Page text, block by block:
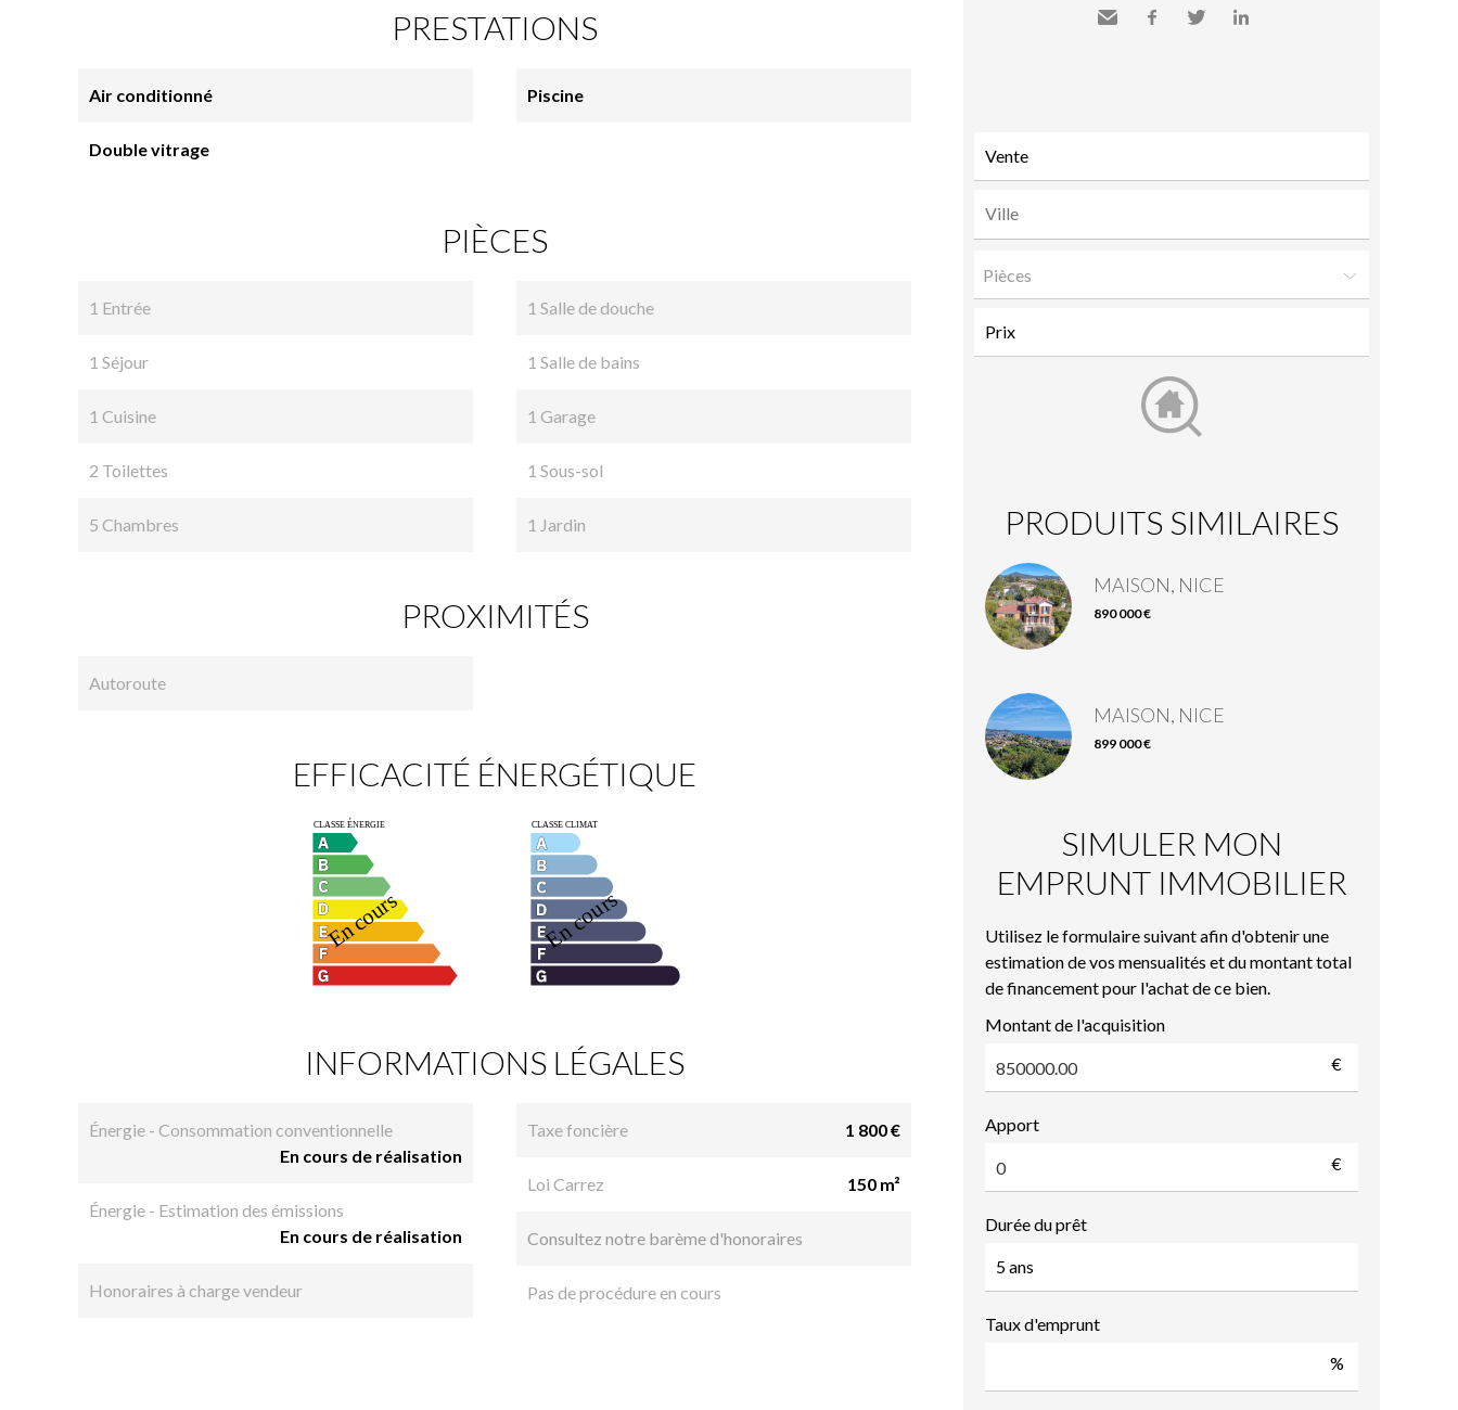
PRESTATIONS
Air conditionné
Double vitrage
Piscine
PIÈCES
1 Entrée
1 Séjour
1 Cuisine
2 Toilettes
5 Chambres
1 Salle de douche
1 Salle de bains
1 Garage
1 Sous-sol
1 Jardin
PROXIMITÉS
Autoroute
EFFICACITÉ ÉNERGÉTIQUE
INFORMATIONS LÉGALES
Énergie - Consommation conventionnelle
En cours de réalisation
Énergie - Estimation des émissions
En cours de réalisation
Honoraires à charge vendeur
Taxe foncière 1 800 €
Loi Carrez 150 m²
Consultez notre barème d'honoraires
Pas de procédure en cours
Pièces
PRODUITS SIMILAIRES
MAISON, NICE
890 000 €
MAISON, NICE
899 000 €
SIMULER MON
EMPRUNT IMMOBILIER
Utilisez le formulaire suivant afin d'obtenir une
estimation de vos mensualités et du montant total
de financement pour l'achat de ce bien.
Montant de l'acquisition
€
Apport
€
Durée du prêt
Taux d'emprunt
%